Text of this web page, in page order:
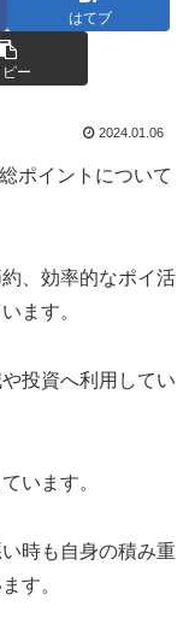
はてブ
ピー
2024.01.06
ポイントについて
、効率的なポイ活
ます。
投資へ利用してい
います。
時も自身の積み重
す。